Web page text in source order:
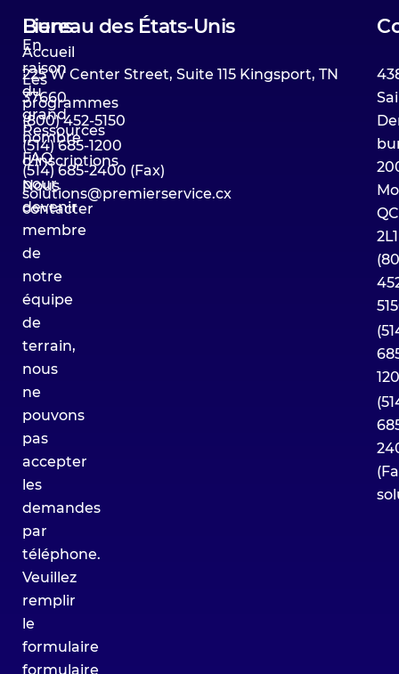
En
raison
du
grand
nombre
d'inscriptions
pour
devenir
membre
de
notre
équipe
de
terrain,
nous
ne
pouvons
pas
accepter
les
demandes
par
téléphone.
Veuillez
remplir
le
formulaire
formulaire
Liens
Accueil
Les
programmes
Ressources
FAQ
Nous
contacter
Bureau des États-Unis
225 W Center Street, Suite 115 Kingsport, TN
37660
(800) 452-5150
(514) 685-1200
(514) 685-2400 (Fax)
solutions@premierservice.cx
2L1